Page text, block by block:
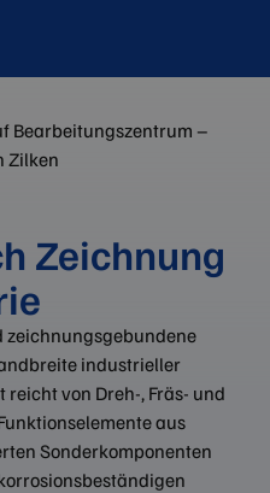
Zeichnung
zeichnungsgebundene
industrieller
von Dreh-, Fräs- und
aus
Sonderkomponenten